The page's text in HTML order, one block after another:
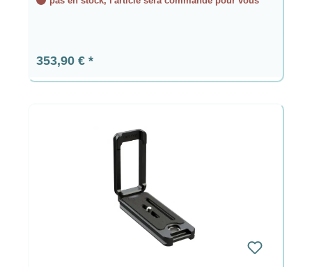
Prix régulier :
353,90 €